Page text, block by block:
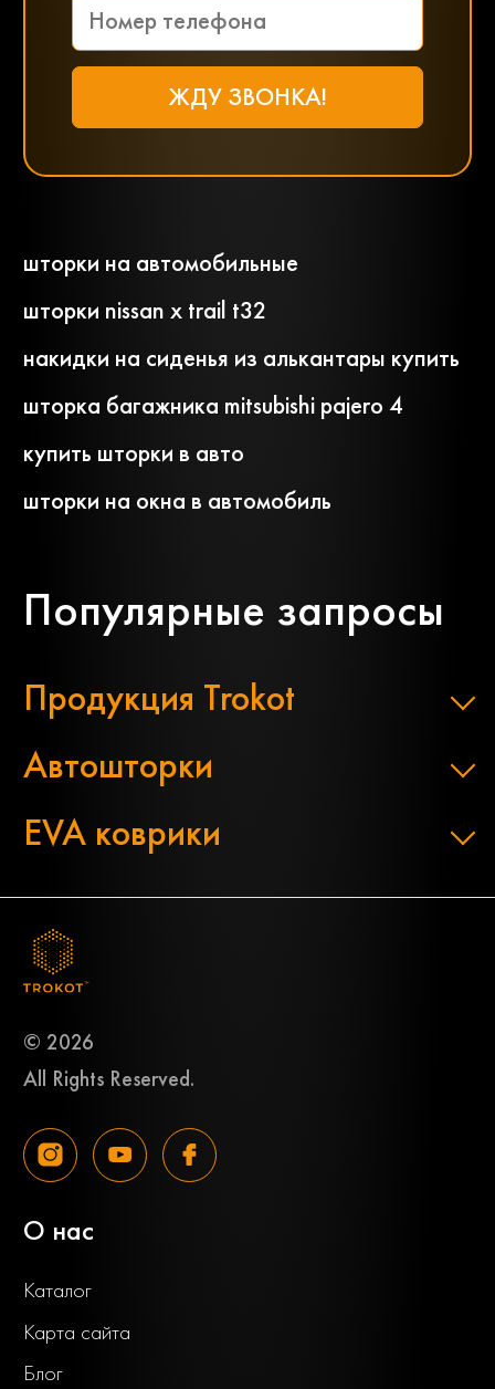
Популярные запросы
Продукция Trokot
Автошторки
EVA коврики
шторки на автомобильные
шторки nissan x trail t32
накидки на сиденья из алькантары купить
шторка багажника mitsubishi pajero 4
купить шторки в авто
шторки на окна в автомобиль
© 2026
All Rights Reserved.
О нас
Каталог
Карта сайта
Блог